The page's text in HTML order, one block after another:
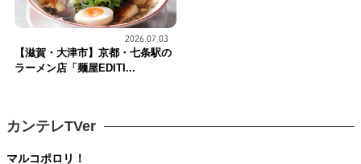
2026.07.03
【滋賀・大津市】京都・七条駅の
ラーメン店「麺屋EDITI...
カンテレTVer
マルコポロリ！